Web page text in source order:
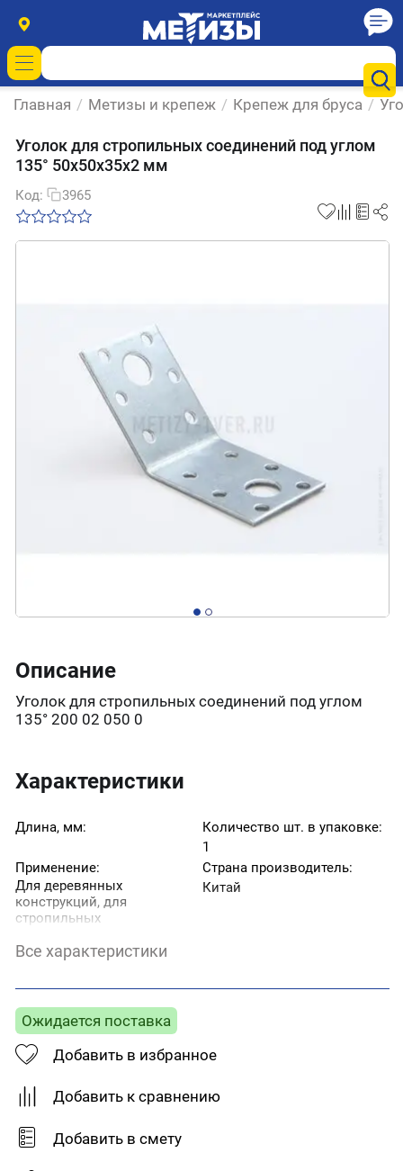
Главная / Метизы и крепеж / Крепеж для бруса /
Уголок для стропильных соединений под углом
135° 50х50х35х2 мм
Код: 3965
Описание
Уголок для стропильных соединений под углом
135° 200 02 050 0
Характеристики
Длина, мм:
Количество шт. в упаковке:
1
Применение:
Для деревянных
конструкций, для
стропильных
Страна производитель:
Китай
Тип: Уголок
Угол наклона: 135 Ширина, мм: 35
Все характеристики
Ожидается поставка
Добавить в избранное
Добавить к сравнению
Добавить в смету